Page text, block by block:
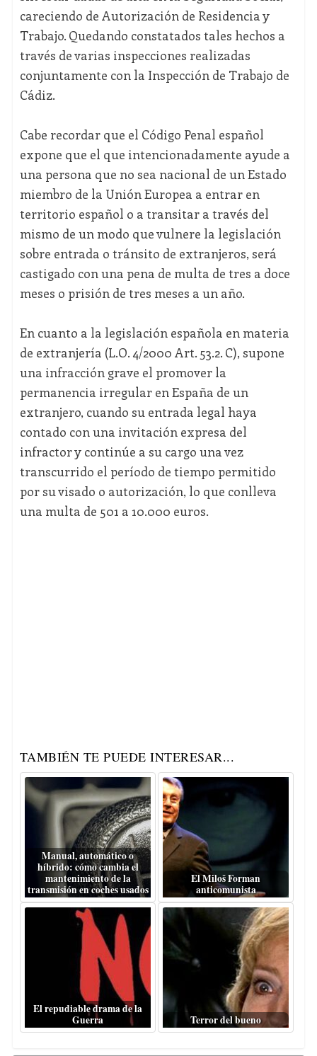
careciendo de Autorización de Residencia y
Trabajo. Quedando constatados tales hechos a
través de varias inspecciones realizadas
conjuntamente con la Inspección de Trabajo de
Cádiz.
Cabe recordar que el Código Penal español
expone que el que intencionadamente ayude a
una persona que no sea nacional de un Estado
miembro de la Unión Europea a entrar en
territorio español o a transitar a través del
mismo de un modo que vulnere la legislación
sobre entrada o tránsito de extranjeros, será
castigado con una pena de multa de tres a doce
meses o prisión de tres meses a un año.
En cuanto a la legislación española en materia
de extranjería (L.O. 4/2000 Art. 53.2. C), supone
una infracción grave el promover la
permanencia irregular en España de un
extranjero, cuando su entrada legal haya
contado con una invitación expresa del
infractor y continúe a su cargo una vez
transcurrido el período de tiempo permitido
por su visado o autorización, lo que conlleva
una multa de 501 a 10.000 euros.
TAMBIÉN TE PUEDE INTERESAR...
Manual, automático o
híbrido: cómo cambia el
mantenimiento de la
transmisión en coches usados
El Miloš Forman
anticomunista
El repudiable drama de la
Guerra
Terror del bueno